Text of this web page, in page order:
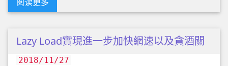
Lazy Load實現進一步加快網速以及貪酒關
2018/11/27